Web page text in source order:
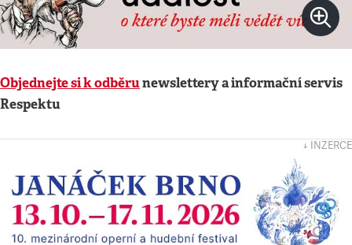
Objednejte si k odběrunewslettery a informační servis
Respektu
↓ INZERCE